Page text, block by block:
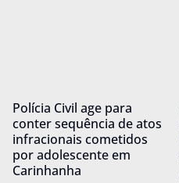
Polícia Civil age para
conter sequência de atos
infracionais cometidos
por adolescente em
Carinhanha